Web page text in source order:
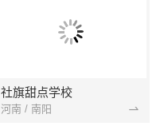
社旗甜点学校
河南 / 南阳